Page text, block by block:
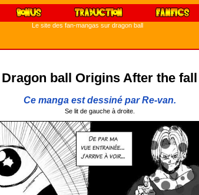
Le site des fan-mangas sur dragon ball
Dragon ball Origins After the fall
Ce manga est dessiné par Re-van.
Se lit de gauche à droite.